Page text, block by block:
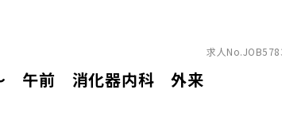
求人
～ 午前 消化器内科 外来